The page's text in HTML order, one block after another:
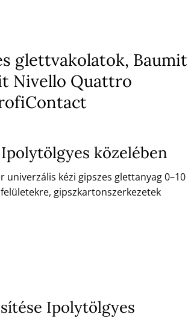
glettvakolatok, Baumit
Nivello Quattro
közelében
kézi gipszes glettanyag 0–10
gipszkartonszerkezetek
Ipolytölgyes